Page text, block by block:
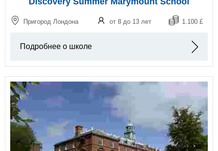
Пригород Лондона от 8 до 13 лет 1.100 £
Подробнее о школе